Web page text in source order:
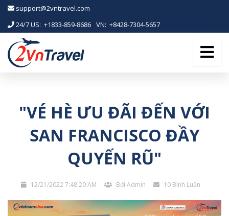
-->
support@2vntravel.com
24/7 US: +1833-859-8686 - VN: +8428-7304-5657
"VÉ HÈ ƯU ĐÃI ĐẾN VỚI
SAN FRANCISCO ĐẦY
QUYẾN RŨ"
12/21/2022 7:48:20 AM Bởi Admin 10 Bình Luận